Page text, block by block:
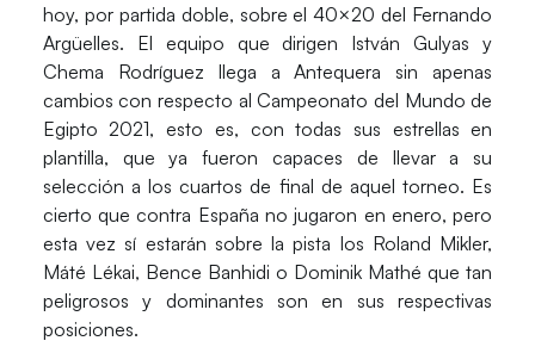
hoy, por partida doble, sobre el 40×20 del Fernando
Argüelles. El equipo que dirigen István Gulyas y
Chema Rodríguez llega a Antequera sin apenas
cambios con respecto al Campeonato del Mundo de
Egipto 2021, esto es, con todas sus estrellasen
plantilla, que ya fueron capaces de llevar a su
selección a los cuartos de final de aquel torneo. Es
cierto que contra España no jugaron en enero, pero
esta vez sí estarán sobre la pista los Roland Mikler,
Máté Lékai, Bence Banhidi o Dominik Mathé que tan
peligrosos y dominantes son en sus respectivas
posiciones.